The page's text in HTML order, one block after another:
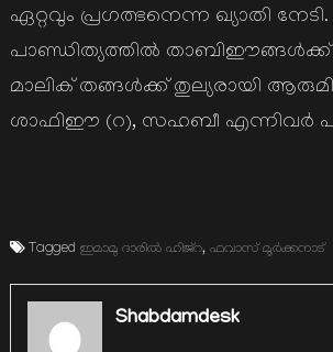
ഏറ്റവും പ്രഗത്ഭനെന്ന ഖ്യാതി നേടി.
പാണ്ഡിത്യത്തില്‍ താബിഈങ്ങള്‍ക്ക്
മാലിക് തങ്ങള്‍ക്ക് തുല്യരായി
ശാഫിഈ (റ), സഹബീ എന്നിവര്‍
Tagged ഇമാമു ദാരില്‍ ഹിജ്റ, ഫവാസ് മൂര്‍ക്കനാട്
Shabdamdesk